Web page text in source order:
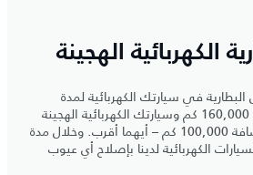
الكهربائية الهجينة
في سيارتك الكهربائية لمدة
ثماني سنوات ولمسافة 160,000 كم وسيارتك الكهربائية الهجينة
لمدة ست سنوات أو مسافة 100,000 كم – أيهما أقرب. وخلال مدة
الكهربائية لدينا بإصلاح أي عيوب